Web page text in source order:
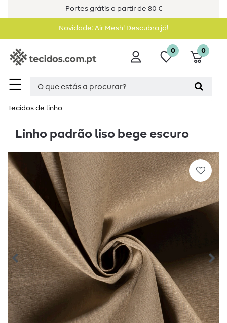
Portes grátis a partir de 80 €
Novidade: Air Mesh! Descubra já!
☰
0 0
Tecidos de linho
Linho padrão liso bege escuro